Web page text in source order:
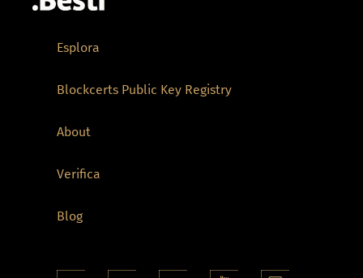
Esplora
Blockcerts Public Key Registry
About
Verifica
Blog